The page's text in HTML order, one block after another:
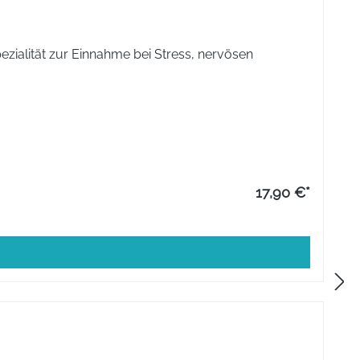
zur Einnahme bei Stress, nervösen
17,90 €*